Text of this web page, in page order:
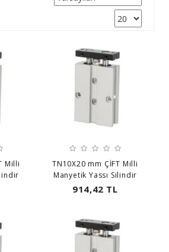
Milli
TN10X20 mm ÇİFT Milli
Manyetik Yassı Silindir
914,42 TL